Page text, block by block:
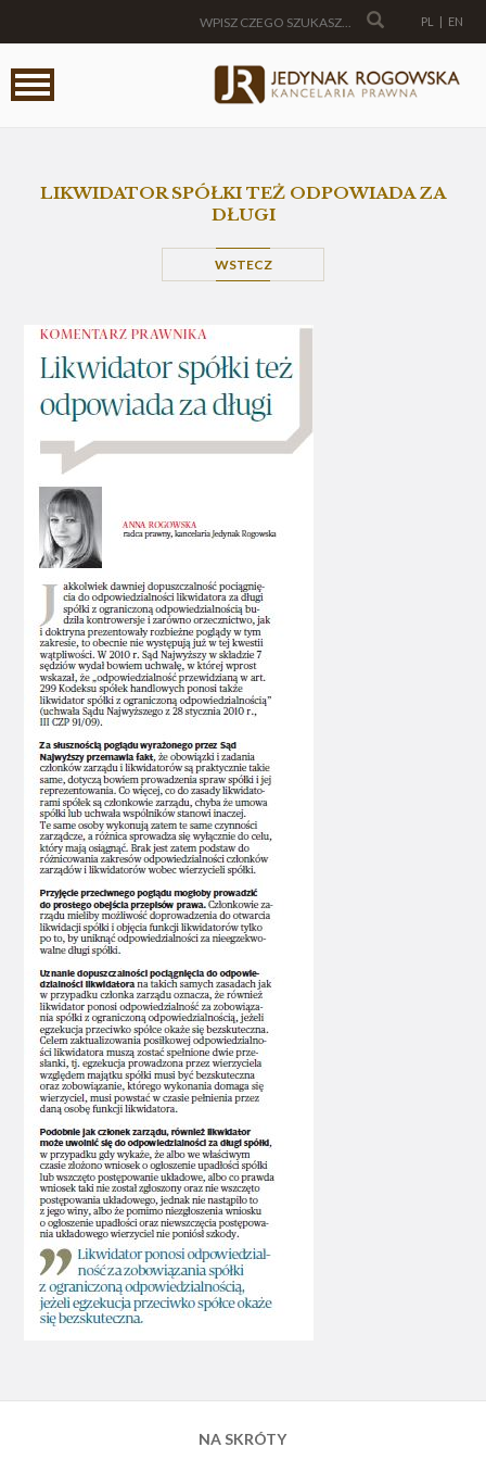
PL | EN
LIKWIDATOR SPÓŁKI TEŻ ODPOWIADA ZA
DŁUGI
WSTECZ
NA SKRÓTY